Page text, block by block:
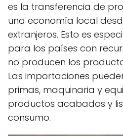
es la transferencia de
una economía local
extranjeros. Esto es
para los países con
no producen los
Las importaciones
primas, maquinaria y
productos acabados y
consumo.